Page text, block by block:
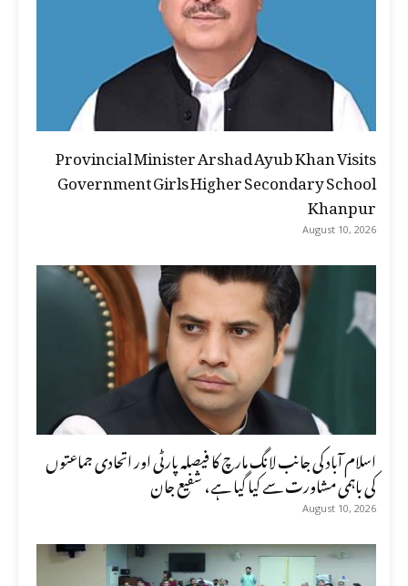
Provincial Minister Arshad Ayub Khan Visits
Government Girls Higher Secondary School
Khanpur
August 10, 2026
اسلام آباد کی جانب لانگ مارچ کا فیصلہ پارٹی اور اتحادی جماعتوں
کی باہمی مشاورت سے کیا گیا ہے، شفیع جان
August 10, 2026